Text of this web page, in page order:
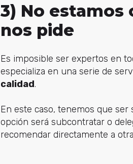
3) No estamos
nos pide
Es imposible ser expertos en
especializa en una serie de
calidad.
En este caso, tenemos que
opción será subcontratar o
recomendar directamente a